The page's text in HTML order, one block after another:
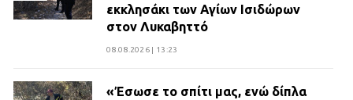
εκκλησάκι των Αγίων Ισιδώρων
στον Λυκαβηττό
08.08.2026 | 13:23
«Έσωσε το σπίτι μας, ενώ δίπλα